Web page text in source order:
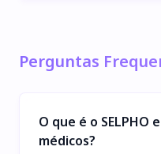
Perguntas
O que é o SELPHO
médicos?